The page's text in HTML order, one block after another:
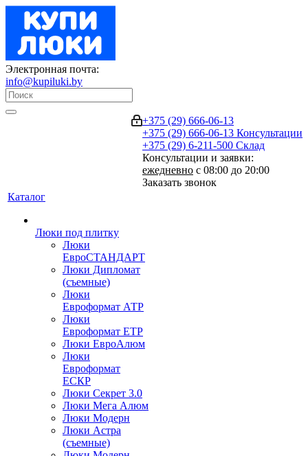
Электронная почта:
info@kupiluki.by
+375 (29) 666-06-13
+375 (29) 666-06-13 Консультации
+375 (29) 6-211-500 Склад
Консультации и заявки:
ежедневно с 08:00 до 20:00
Заказать звонок
Каталог
Люки под плитку
Люки
ЕвроСТАНДАРТ
Люки Дипломат
(съемные)
Люки
Евроформат АТР
Люки
Евроформат ЕТР
Люки ЕвроАлюм
Люки
Евроформат
ЕСКР
Люки Секрет 3.0
Люки Мега Алюм
Люки Модерн
Люки Астра
(съемные)